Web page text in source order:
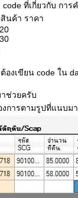
code ที่เกี่ยวกับ กา
นค้า ราคา
องเขียน code ใน
ช่วยครับ
การตามรูปที่แนบม